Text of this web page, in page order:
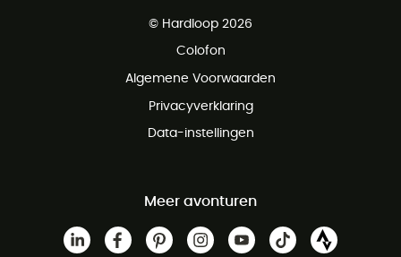
Gratis retourneren binnen 100 dagen
© Hardloop 2026
Colofon
Algemene Voorwaarden
Privacyverklaring
Data-instellingen
Meer avonturen